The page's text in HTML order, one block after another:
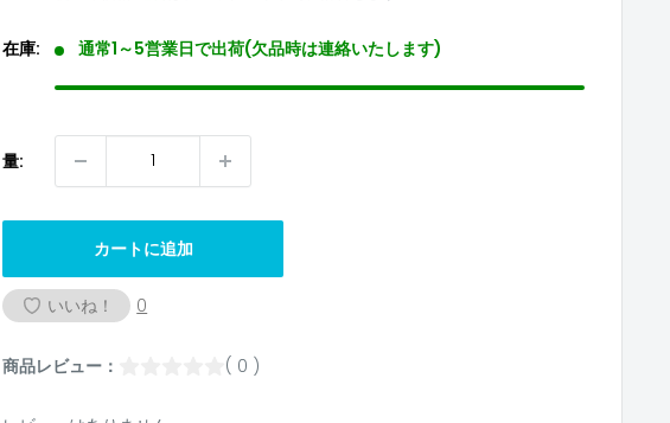
価
格
在庫: 通常1～5営業日で出荷(欠品時は連絡いたします)
量:
カートに追加
いいね！ 0
商品レビュー： ( 0 )